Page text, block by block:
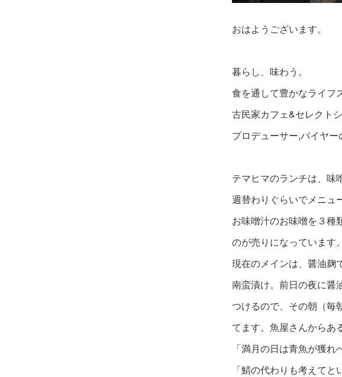
おはようございます。
暮らし、味わう。
食を通して豊かなライフ
古民家カフェ&セレクト
プロデューサー,バイヤー
テマヒマのランチは、味
週替わりぐらいでメニュ
お味噌汁のお味噌を３種
のが売りになっています。
現在のメインは、醤油麹
南蛮漬け。前日の夜に醤
つけるので、その朝（毎
てます。魚屋さんからあ
「満月の日は青魚が獲れ
「鯖の代わりも考えてと